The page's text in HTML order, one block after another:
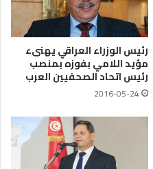
رئيس الوزراء العراقي يهنىء
مؤيد اللامي بفوزه بمنصب
رئيس اتحاد الصحفيين العرب
2016-05-24